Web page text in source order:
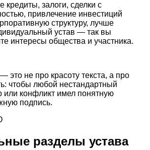
кредиты, залоги, сделки с
привлечение инвестиций
структуру, лучше
устав — так вы
интересы общества и участника.
это не про красоту текста, а про
чтобы любой нестандартный
или конфликт имел понятную
подпись.
разделы устава